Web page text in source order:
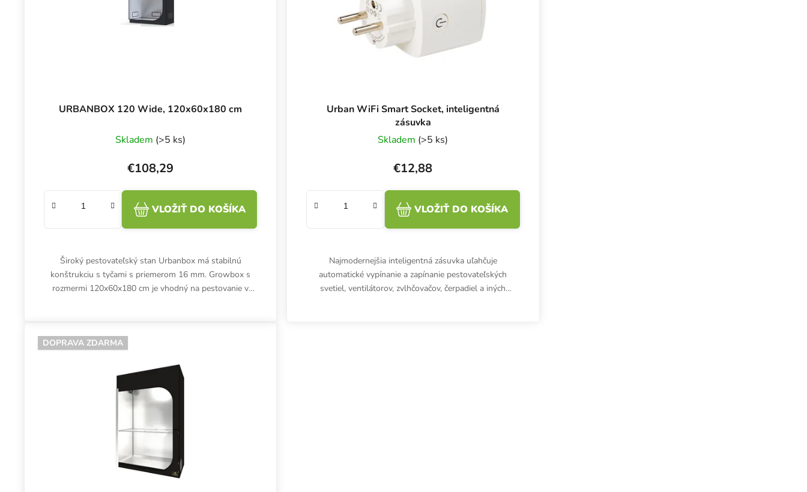
URBANBOX 120 Wide, 120x60x180 cm
Skladem (>5 ks)
€108,29
VLOŽIŤ DO KOŠÍKA
Široký pestovateľský stan Urbanbox má stabilnú
konštrukciu s tyčami s priemerom 16 mm. Growbox s
rozmermi 120x60x180 cm je vhodný na pestovanie v
Urban WiFi Smart Socket, inteligentná
zásuvka
Skladem (>5 ks)
€12,88
VLOŽIŤ DO KOŠÍKA
Najmodernejšia inteligentná zásuvka uľahčuje
automatické vypínanie a zapínanie pestovateľských
svetiel, ventilátorov, zvlhčovačov, čerpadiel a iných
DOPRAVA ZDARMA